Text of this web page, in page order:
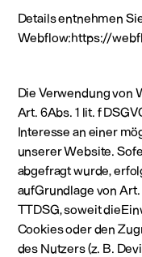
Details entnehmen
Webflow:https://
Die Verwendung von
Art. 6Abs. 1 lit. f
Interesse an einer
unserer Website.
abgefragt wurde,
aufGrundlage von Art.
TTDSG, soweit
Cookies oder den
des Nutzers (z. B.